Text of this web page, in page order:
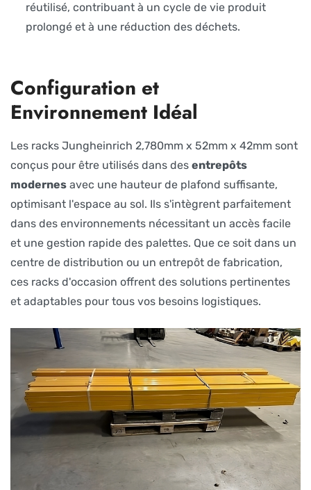
réutilisé, contribuant à un cycle de vie produit
prolongé et à une réduction des déchets.
Configuration et
Environnement Idéal
Les racks Jungheinrich 2,780mm x 52mm x 42mm sont
conçus pour être utilisés dans des entrepôts
modernes avec une hauteur de plafond suffisante,
optimisant l'espace au sol. Ils s'intègrent parfaitement
dans des environnements nécessitant un accès facile
et une gestion rapide des palettes. Que ce soit dans un
centre de distribution ou un entrepôt de fabrication,
ces racks d'occasion offrent des solutions pertinentes
et adaptables pour tous vos besoins logistiques.